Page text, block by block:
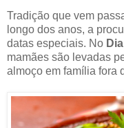
Tradição que vem
longo dos anos, a
datas especiais. No
mamães são levadas
almoço em família fora